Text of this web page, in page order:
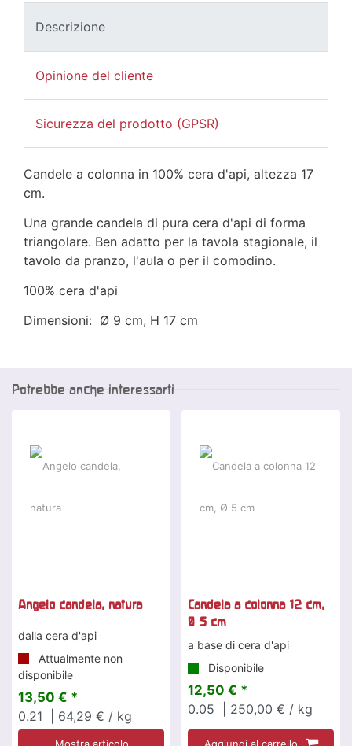
Descrizione
Opinione del cliente
Sicurezza del prodotto (GPSR)
Candele a colonna in 100% cera d'api, altezza 17
cm.
Una grande candela di pura cera d'api di forma
triangolare. Ben adatto per la tavola stagionale, il
tavolo da pranzo, l'aula o per il comodino.
100% cera d'api
Dimensioni: Ø 9 cm, H 17 cm
Potrebbe anche interessarti
Angelo candela, natura
dalla cera d'api
Attualmente non
disponibile
13,50 € *
0.21
| 64,29 € / kg
Candela a colonna 12 cm,
Ø 5 cm
a base di cera d'api
Disponibile
12,50 € *
0.05
| 250,00 € / kg